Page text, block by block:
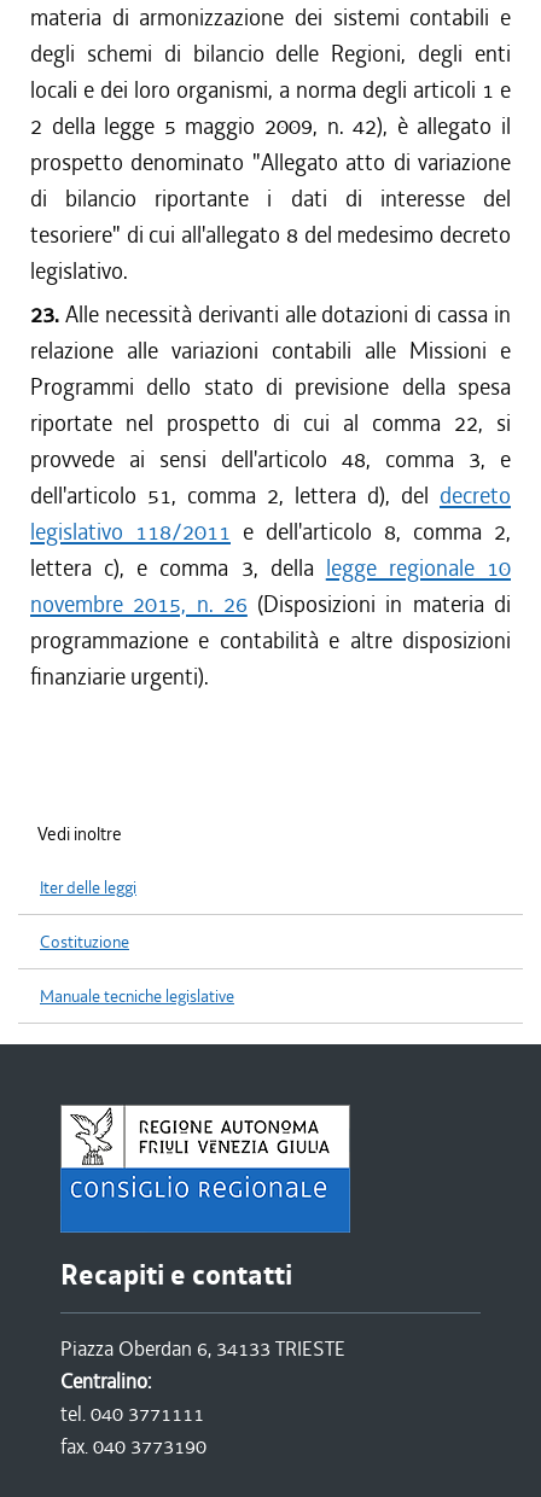
materia di armonizzazione dei sistemi contabili e
degli schemi di bilancio delle Regioni, degli enti
locali e dei loro organismi, a norma degli articoli 1 e
2 della legge 5 maggio 2009, n. 42), è allegato il
prospetto denominato "Allegato atto di variazione
di bilancio riportante i dati di interesse del
tesoriere" di cui all'allegato 8 del medesimo decreto
legislativo.
23. Alle necessità derivanti alle dotazioni di cassa in
relazione alle variazioni contabili alle Missioni e
Programmi dello stato di previsione della spesa
riportate nel prospetto di cui al comma 22, si
provvede ai sensi dell'articolo 48, comma 3, e
dell'articolo 51, comma 2, lettera d), del decreto
legislativo 118/2011 e dell'articolo 8, comma 2,
lettera c), e comma 3, della legge regionale 10
novembre 2015, n. 26 (Disposizioni in materia di
programmazione e contabilità e altre disposizioni
finanziarie urgenti).
Vedi inoltre
Iter delle leggi
Costituzione
Manuale tecniche legislative
Recapiti e contatti
Piazza Oberdan 6, 34133 TRIESTE
Centralino:
tel. 040 3771111
fax. 040 3773190